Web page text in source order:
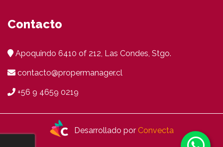
Contacto
Apoquindo 6410 of 212, Las Condes, Stgo.
contacto@propermanager.cl
+56 9 4659 0219
Desarrollado por Convecta